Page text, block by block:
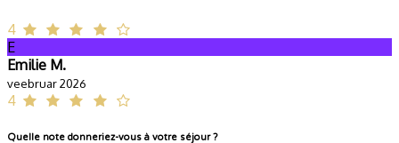
4
E
Emilie M.
veebruar 2026
4
Quelle note donneriez-vous à votre séjour ?